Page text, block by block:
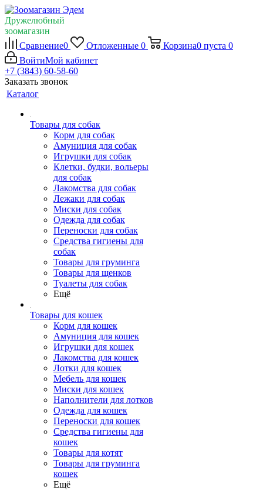
Дружелюбный
зоомагазин
Сравнение0 Отложенные 0 Корзина0 пуста 0
ВойтиМой кабинет
+7 (3843) 60-58-60
Заказать звонок
Каталог
Товары для собак
Корм для собак
Амуниция для собак
Игрушки для собак
Клетки, будки, вольеры
для собак
Лакомства для собак
Лежаки для собак
Миски для собак
Одежда для собак
Переноски для собак
Средства гигиены для
собак
Товары для груминга
Товары для щенков
Туалеты для собак
Ещё
Товары для кошек
Корм для кошек
Амуниция для кошек
Игрушки для кошек
Лакомства для кошек
Лотки для кошек
Мебель для кошек
Миски для кошек
Наполнители для лотков
Одежда для кошек
Переноски для кошек
Средства гигиены для
кошек
Товары для котят
Товары для груминга
кошек
Ещё